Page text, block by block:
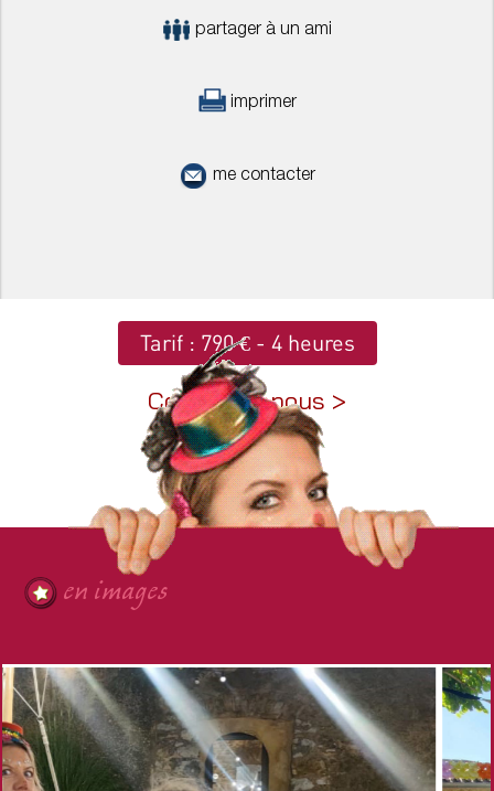
partager à un ami
imprimer
me contacter
Tarif : 790 € - 4 heures
en images